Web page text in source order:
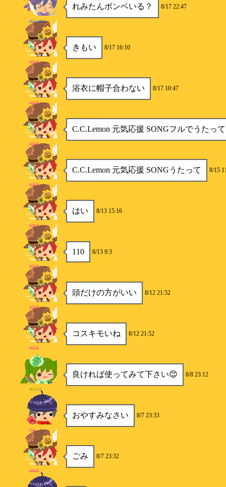
れみたんボンベいる？ 8/17 22:47
ボクはキミ
きもい 8/17 16:10
金魚姫
浴衣に帽子合わない 8/17 10:47
金魚姫
C.C.Lemon 元気応援 SONGフルでうたって
金魚姫
C.C.Lemon 元気応援 SONGうたって 8/15
金魚姫
はい 8/13 15:16
金魚姫
110 8/13 9:3
金魚姫
頭だけの方がいい 8/12 21:52
金魚姫
コスキモいね 8/12 21:52
金魚姫
良ければ使ってみて下さい😊 8/8 23:12
オリーブ
おやすみなさい 8/7 23:33
れみ
ごみ 8/7 23:32
金魚姫